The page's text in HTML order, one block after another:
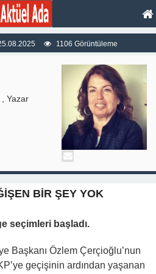
1106 Görüntüleme
Yazar
BİR ŞEY YOK
seçimleri başladı.
Başkanı Özlem Çerçioğlu’nun
geçişinin ardından yaşanan